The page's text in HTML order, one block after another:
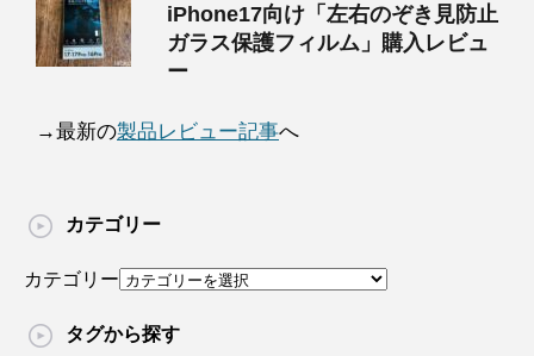
iPhone17向け「左右のぞき見防止
ガラス保護フィルム」購入レビュ
ー
→最新の製品レビュー記事へ
カテゴリー
カテゴリー
タグから探す